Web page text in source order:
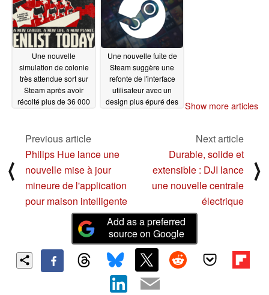
Une nouvelle
simulation de colonie
très attendue sort sur
Steam après avoir
récolté plus de 36 000
Une nouvelle fuite de
Steam suggère une
refonte de l'interface
utilisateur avec un
design plus épuré des
Show more articles
⟨
Previous article
Philips Hue lance une
nouvelle mise à jour
mineure de l'application
pour maison intelligente
Next article
Durable, solide et
extensible : DJI lance
une nouvelle centrale
électrique
⟩
Add as a preferred
source on Google